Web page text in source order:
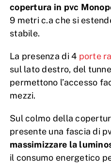
copertura in pvc
9 metri c.a che si
stabile.
La presenza di 4 porte
sul lato destro, del
permettono l’accesso
mezzi.
Sul colmo della
presente una fascia di
massimizzare la
il consumo energetico